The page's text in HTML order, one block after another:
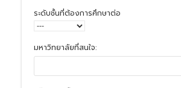
ระดับชั้นที่ต้องการศึกษาต่อ
มหาวิทยาลัยที่สนใจ: